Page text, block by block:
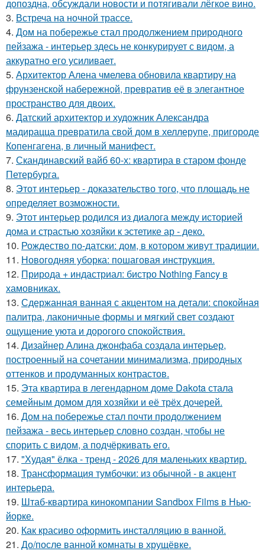
допоздна, обсуждали новости и потягивали лёгкое вино.
3. Встреча на ночной трассе.
4. Дом на побережье стал продолжением природного
пейзажа - интерьер здесь не конкурирует с видом, а
аккуратно его усиливает.
5. Архитектор Алена чмелева обновила квартиру на
фрунзенской набережной, превратив её в элегантное
пространство для двоих.
6. Датский архитектор и художник Александра
мадирацца превратила свой дом в хеллерупе, пригороде
Копенгагена, в личный манифест.
7. Скандинавский вайб 60-х: квартира в старом фонде
Петербурга.
8. Этот интерьер - доказательство того, что площадь не
определяет возможности.
9. Этот интерьер родился из диалога между историей
дома и страстью хозяйки к эстетике ар - деко.
10. Рождество по-датски: дом, в котором живут традиции.
11. Новогодняя уборка: пошаговая инструкция.
12. Природа + индастриал: бистро Nothing Fancy в
хамовниках.
13. Сдержанная ванная с акцентом на детали: спокойная
палитра, лаконичные формы и мягкий свет создают
ощущение уюта и дорогого спокойствия.
14. Дизайнер Алина джонфаба создала интерьер,
построенный на сочетании минимализма, природных
оттенков и продуманных контрастов.
15. Эта квартира в легендарном доме Dakota стала
семейным домом для хозяйки и её трёх дочерей.
16. Дом на побережье стал почти продолжением
пейзажа - весь интерьер словно создан, чтобы не
спорить с видом, а подчёркивать его.
17. "Худая" ёлка - тренд - 2026 для маленьких квартир.
18. Трансформация тумбочки: из обычной - в акцент
интерьера.
19. Штаб-квартира кинокомпании Sandbox Films в Нью-
йорке.
20. Как красиво оформить инсталляцию в ванной.
21. До/после ванной комнаты в хрущёвке.